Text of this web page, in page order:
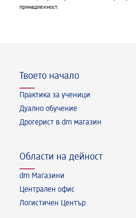
принадлежност.
Твоето начало
Практика за ученици
Дуално обучение
Дрогерист в dm магазин
Области на дейност
dm Магазини
Централен офис
Логистичен Център